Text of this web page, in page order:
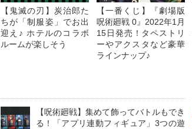
【鬼滅の刃】炭治郎た
ちが「制服姿」でお出
迎え♪ ホテルのコラボ
ルームが楽しそう
【一番くじ】『劇場版
呪術廻戦 0』2022年1月
15日発売！タペストリ
ーやアクスタなど豪華
ラインナップ♪
【呪術廻戦】集めて飾ってバトルもでき
る！「アプリ連動フィギュア」3つの遊